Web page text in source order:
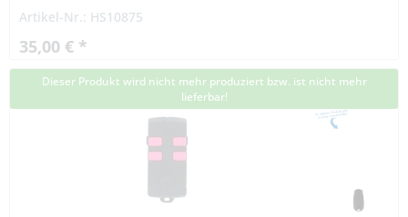
Artikel-Nr.: HS10875
35,00 € *
Dieser Produkt wird nicht mehr produziert bzw. ist nicht mehr
lieferbar!